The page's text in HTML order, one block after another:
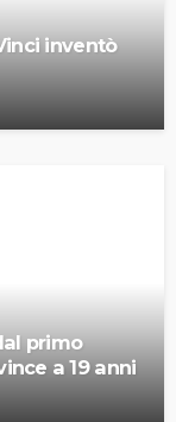
inventò
primo
a 19 anni